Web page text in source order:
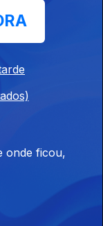
no
as
onde ficou,